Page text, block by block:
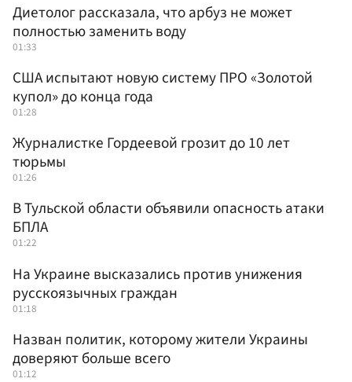
Диетолог рассказала, что арбуз не может
полностью заменить воду
01:33
США испытают новую систему ПРО «Золотой
купол» до конца года
01:28
Журналистке Гордеевой грозит до 10 лет
тюрьмы
01:26
В Тульской области объявили опасность атаки
БПЛА
01:22
На Украине высказались против унижения
русскоязычных граждан
01:18
Назван политик, которому жители Украины
доверяют больше всего
01:12